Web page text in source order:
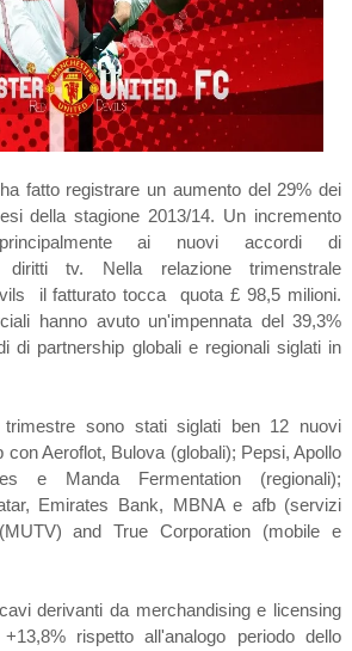
fatto registrare un aumento del 29% dei
della stagione 2013/14. Un incremento
ai nuovi accordi di
diritti tv. Nella relazione trimenstrale
il fatturato tocca quota £ 98,5 milioni.
hanno avuto un'impennata del 39,3%
di partnership globali e regionali siglati in
sono stati siglati ben 12 nuovi
Aeroflot, Bulova (globali); Pepsi, Apollo
e Manda Fermentation (regionali);
Emirates Bank, MBNA e afb (servizi
and True Corporation (mobile e
derivanti da merchandising e licensing
rispetto all'analogo periodo dello